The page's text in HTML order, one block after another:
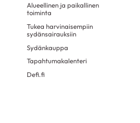
Alueellinen ja paikallinen
toiminta
Tukea harvinaisempiin
sydänsairauksiin
Sydänkauppa
Tapahtumakalenteri
Defi.fi